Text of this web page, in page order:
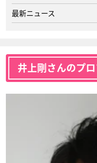
最新ニュース
井上剛さんのプ